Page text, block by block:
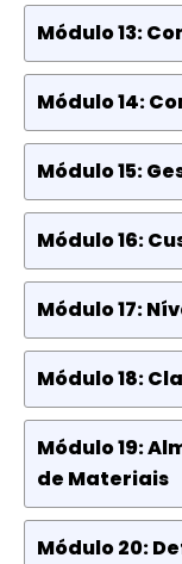
Módulo 13:
Módulo 14:
Módulo 15:
Módulo 16:
Módulo 17:
Módulo 18:
Módulo 19:
de Materiais
Módulo 20: